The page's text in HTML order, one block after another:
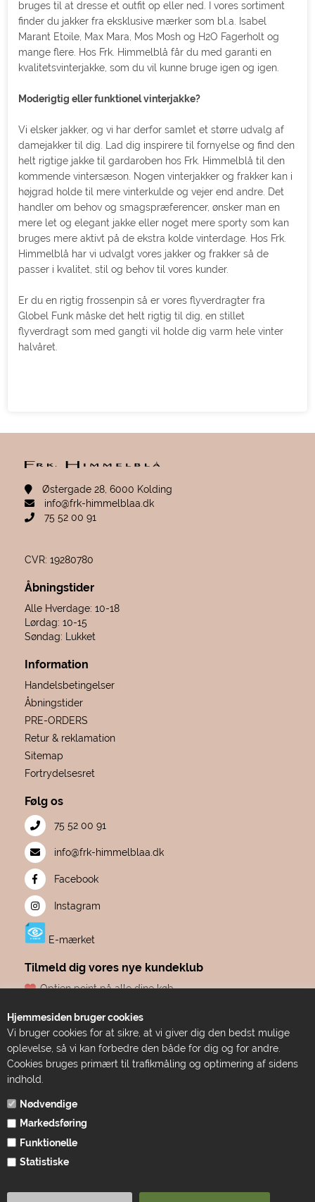
Hjemmesiden bruger cookies
Vi bruger cookies for at sikre, at vi giver dig den bedst mulige
oplevelse, så vi kan forbedre den både for dig og for andre.
Cookies bruges primært til trafikmåling og optimering af sidens
indhold.
Nødvendige
Markedsføring
Funktionelle
Statistiske
bruges til at dresse et outfit op eller ned. I vores sortiment
finder du jakker fra eksklusive mærker som bl.a. Isabel
Marant Etoile, Max Mara, Mos Mosh og H2O Fagerholt og
mange flere. Hos Frk. Himmelblå får du med garanti en
kvalitetsvinterjakke, som du vil kunne bruge igen og igen.
Moderigtig eller funktionel vinterjakke?
Vi elsker jakker, og vi har derfor samlet et større udvalg af
damejakker til dig. Lad dig inspirere til fornyelse og find den
helt rigtige jakke til gardaroben hos Frk. Himmelblå til den
kommende vintersæson. Nogen vinterjakker og frakker kan i
højgrad holde til mere vinterkulde og vejer end andre. Det
handler om behov og smagspræferencer, ønsker man en
mere let og elegant jakke eller noget mere sporty som kan
bruges mere aktivt på de ekstra kolde vinterdage. Hos Frk.
Himmelblå har vi udvalgt vores jakker og frakker så de
passer i kvalitet, stil og behov til vores kunder.
Er du en rigtig frossenpin så er vores flyverdragter fra
Globel Funk måske det helt rigtig til dig, en stillet
flyverdragt som med gangti vil holde dig varm hele vinter
halvåret.
Østergade 28, 6000 Kolding
info@frk-himmelblaa.dk
75 52 00 91
CVR: 19280780
Åbningstider
Alle Hverdage: 10-18
Lørdag: 10-15
Søndag: Lukket
Information
Handelsbetingelser
Åbningstider
PRE-ORDERS
Retur & reklamation
Sitemap
Fortrydelsesret
Følg os
75 52 00 91
info@frk-himmelblaa.dk
Facebook
Instagram
E-mærket
Tilmeld dig vores nye kundeklub
Optjen point på alle dine køb
Dine point udløber aldrig
Adgang til eksklusive tilbud før alle andre
Bare ren forkælelse
TILMELD DIG HER